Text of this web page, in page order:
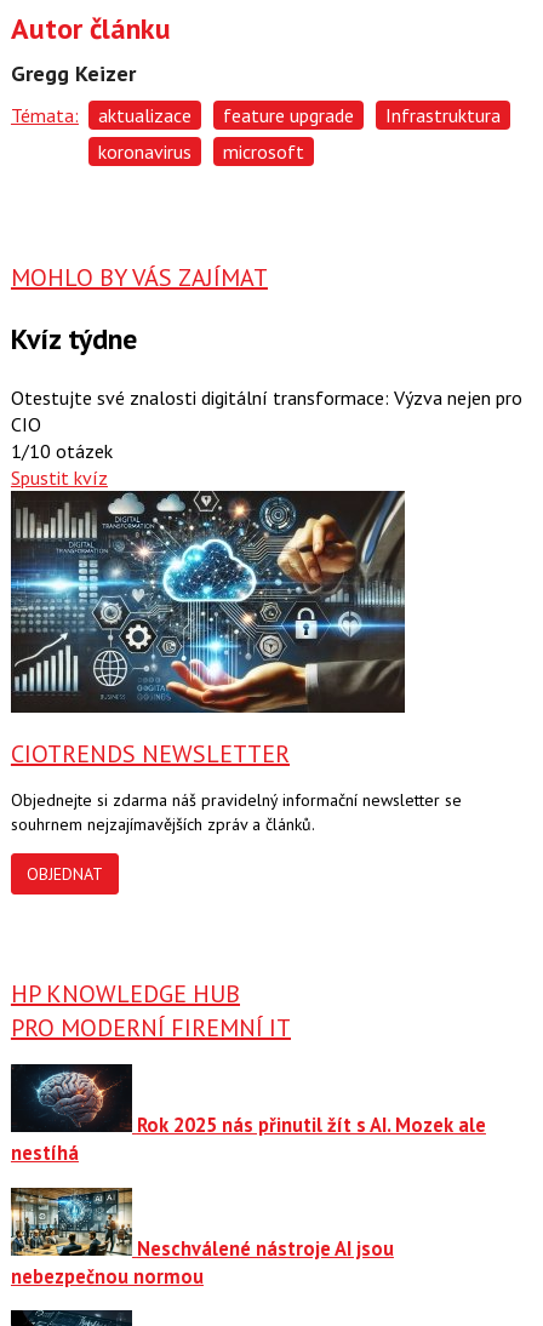
Autor článku
Gregg Keizer
Témata: aktualizace feature upgrade
Infrastruktura
koronavirus
microsoft
MOHLO BY VÁS ZAJÍMAT
Kvíz týdne
Otestujte své znalosti digitální transformace: Výzva nejen pro
CIO
1/10 otázek
Spustit kvíz
CIOTRENDS NEWSLETTER
Objednejte si zdarma náš pravidelný informační newsletter se
souhrnem nejzajímavějších zpráv a článků.
OBJEDNAT
HP KNOWLEDGE HUB
PRO MODERNÍ FIREMNÍ IT
Rok 2025 nás přinutil žít s AI. Mozek ale
nestíhá
Neschválené nástroje AI jsou
nebezpečnou normou